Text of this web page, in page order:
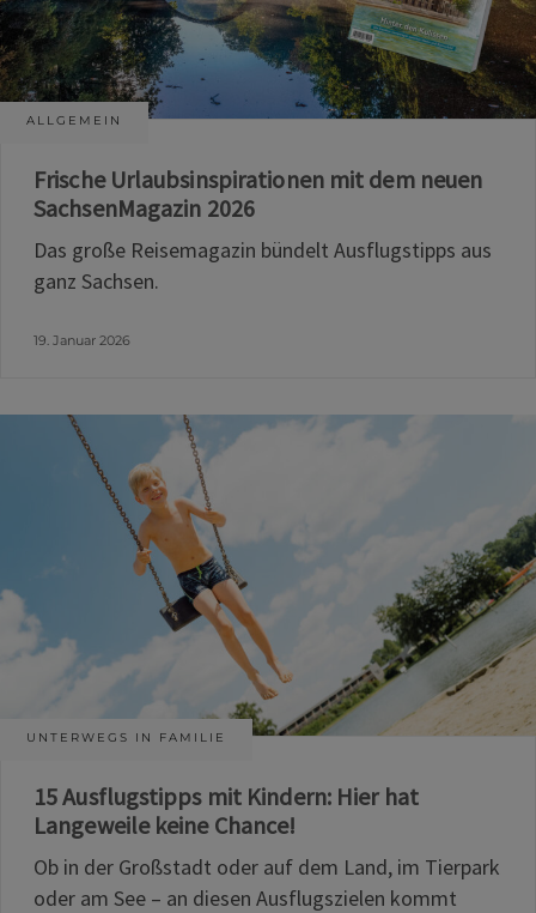
ALLGEMEIN
Frische Urlaubsinspirationen mit dem neuen
SachsenMagazin 2026
Das große Reisemagazin bündelt Ausflugstipps aus
ganz Sachsen.
19. Januar 2026
UNTERWEGS IN FAMILIE
15 Ausflugstipps mit Kindern: Hier hat
Langeweile keine Chance!
Ob in der Großstadt oder auf dem Land, im Tierpark
oder am See – an diesen Ausflugszielen kommt